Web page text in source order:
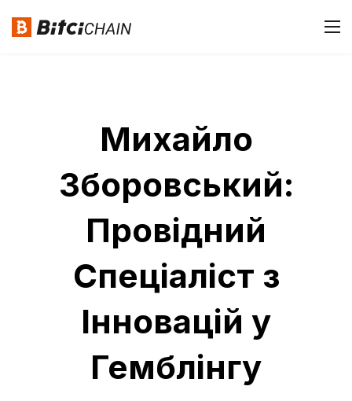
Михайло
Зборовський:
Провідний
Спеціаліст з
Інновацій у
Гемблінгу